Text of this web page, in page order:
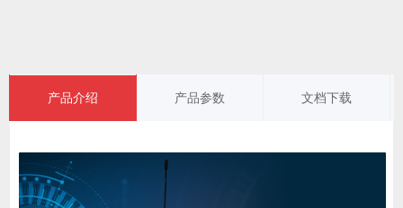
产品介绍 产品参数 文档下载